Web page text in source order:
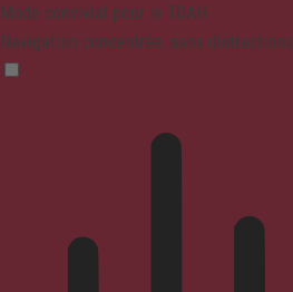
Mode convivial pour le TDAH
Navigation concentrée, sans distractions